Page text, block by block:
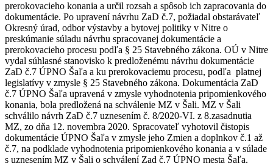
prerokovacieho konania a určil rozsah a spôsob ich zapracovania do
dokumentácie. Po upravení návrhu ZaD č.7, požiadal obstarávateľ
Okresný úrad, odbor výstavby a bytovej politiky v Nitre o
preskúmanie súladu návrhu spracovanej dokumentácie a
prerokovacieho procesu podľa § 25 Stavebného zákona. OÚ v Nitre
vydal súhlasné stanovisko k predloženému návrhu dokumentácie
ZaD č.7 ÚPNO Šaľa a ku prerokovaciemu procesu, podľa platnej
legislatívy v zmysle § 25 Stavebného zákona. Dokumentácia ZaD
č.7 ÚPNO Šaľa upravená v zmysle vyhodnotenia pripomienkového
konania, bola predložená na schválenie MZ v Šali. MZ v Šali
schválilo návrh ZaD č.7 uznesením č. 8/2020-VI. z 8.zasadnutia
MZ, zo dňa 12. novembra 2020. Spracovateľ vyhotovil čistopis
dokumentácie ÚPNO Šaľa v zmysle jeho Zmien a doplnkov č.1 až
č.7, na podklade vyhodnotenia pripomienkového konania a v súlade
s uznesením MZ v Šali o schválení Zad č.7 ÚPNO mesta Šaľa.